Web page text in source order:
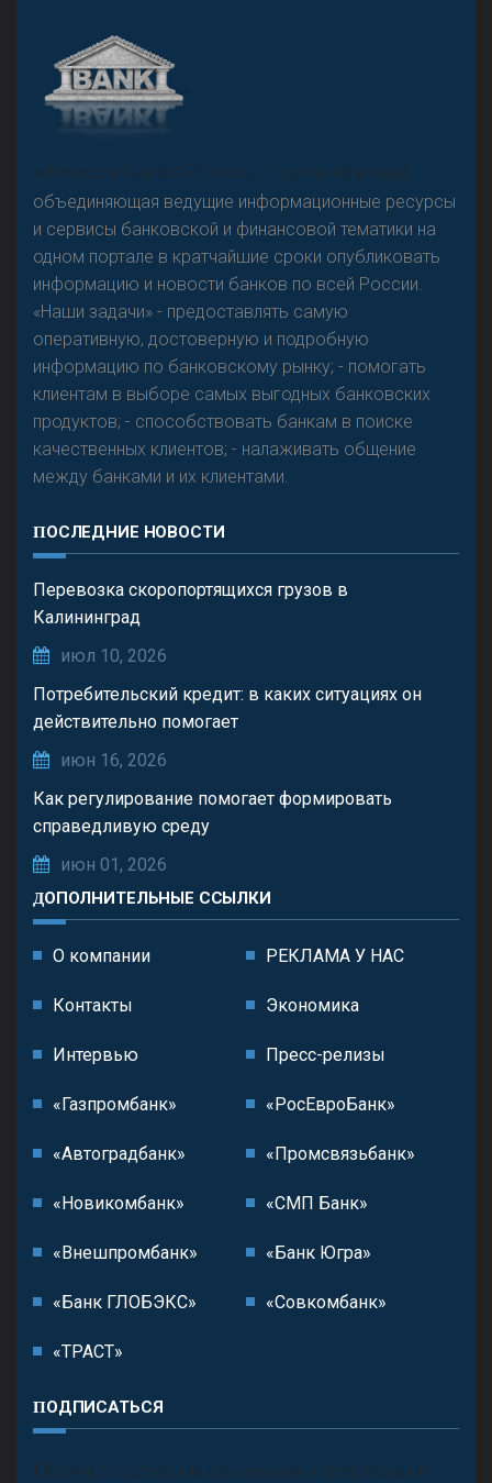
Резкого разворота на рынке автокредитов не
предвидится - «Интервью»
«Н
овости Банков России» – группа компаний,
объединяющая ведущие информационные ресурсы
и сервисы банковской и финансовой тематики на
одном портале в кратчайшие сроки опубликовать
информацию и новости банков по всей России.
«Наши задачи» - предоставлять самую
оперативную, достоверную и подробную
информацию по банковскому рынку; - помогать
клиентам в выборе самых выгодных банковских
продуктов; - способствовать банкам в поиске
качественных клиентов; - налаживать общение
между банками и их клиентами.
ПОСЛЕДНИЕ НОВОСТИ
Перевозка скоропортящихся грузов в
Калининград
июл 10, 2026
Потребительский кредит: в каких ситуациях он
действительно помогает
июн 16, 2026
Как регулирование помогает формировать
справедливую среду
июн 01, 2026
ДОПОЛНИТЕЛЬНЫЕ ССЫЛКИ
О компании РЕКЛАМА У НАС
Контакты Экономика
Интервью Пресс-релизы
«Газпромбанк» «РосЕвроБанк»
«Автоградбанк» «Промсвязьбанк»
«Новикомбанк» «СМП Банк»
«Внешпромбанк» «Банк Югра»
«Банк ГЛОБЭКС» «Совкомбанк»
«ТРАСТ»
ПОДПИСАТЬСЯ
П олучить последние обновления и предложения.